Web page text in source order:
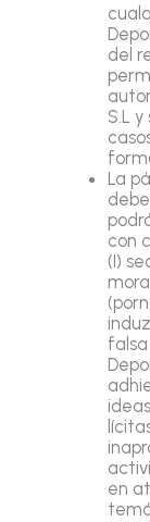
del
S.L
La
con
(I)
en